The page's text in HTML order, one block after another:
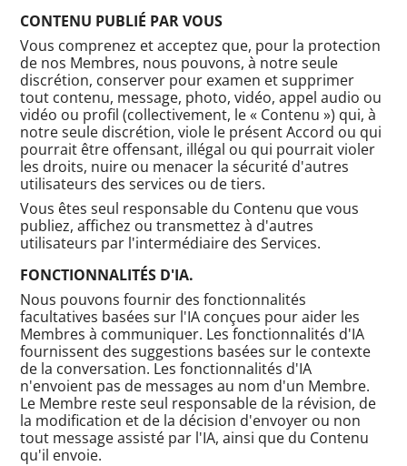
CONTENU PUBLIÉ PAR VOUS
Vous comprenez et acceptez que, pour la protection
de nos Membres, nous pouvons, à notre seule
discrétion, conserver pour examen et supprimer
tout contenu, message, photo, vidéo, appel audio ou
vidéo ou profil (collectivement, le « Contenu ») qui, à
notre seule discrétion, viole le présent Accord ou qui
pourrait être offensant, illégal ou qui pourrait violer
les droits, nuire ou menacer la sécurité d'autres
utilisateurs des services ou de tiers.
Vous êtes seul responsable du Contenu que vous
publiez, affichez ou transmettez à d'autres
utilisateurs par l'intermédiaire des Services.
FONCTIONNALITÉS D'IA.
Nous pouvons fournir des fonctionnalités
facultatives basées sur l'IA conçues pour aider les
Membres à communiquer. Les fonctionnalités d'IA
fournissent des suggestions basées sur le contexte
de la conversation. Les fonctionnalités d'IA
n'envoient pas de messages au nom d'un Membre.
Le Membre reste seul responsable de la révision, de
la modification et de la décision d'envoyer ou non
tout message assisté par l'IA, ainsi que du Contenu
qu'il envoie.